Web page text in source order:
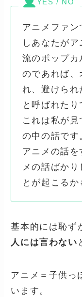
YES / NO
アニメファン
しあなたが
流のポップカ
のであれば、
れ、避けら
と呼ばれたり
これは私が
の中の話です
アニメの話を
メの話ばか
とが起こるか
基本的には恥ず
人には言わない
アニメ＝子供っ
います。